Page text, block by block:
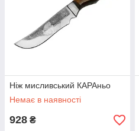
Ніж мисливський КАРАньо
Немає в наявності
928 ₴